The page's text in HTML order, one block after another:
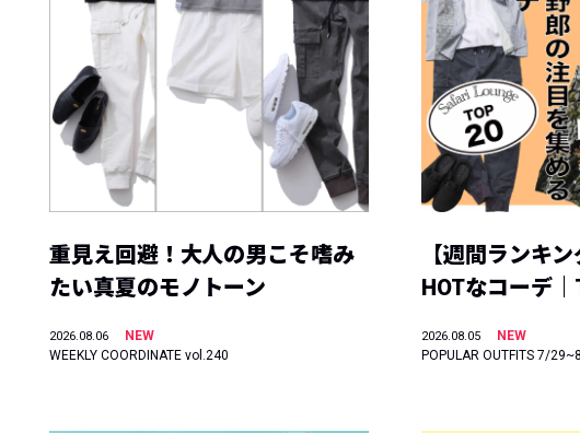
重見え回避！大人の男こそ嗜み
たい真夏のモノトーン
2026.08.06
NEW
WEEKLY COORDINATE vol.240
【週間ランキ
HOTなコーデ
2026.08.05
NEW
POPULAR OUTFITS 7/